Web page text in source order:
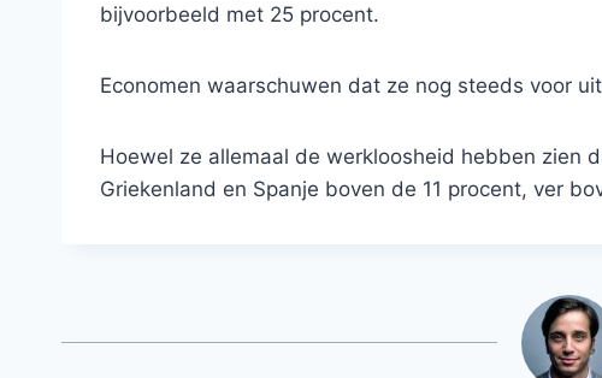
bijvoorbeeld met 25 procent.
Economen waarschuwen dat ze nog steeds voor
Hoewel ze allemaal de werkloosheid hebben zien
Griekenland en Spanje boven de 11 procent, ver